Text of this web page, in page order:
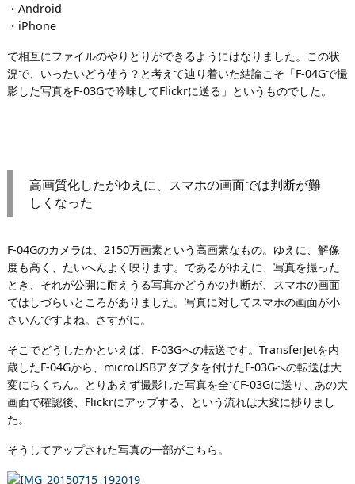
・Android
・iPhone
で相互にファイルのやりとりができるようにはなりました。この状
況で、いったいどう使う？と考えて辿り着いた結論こそ「F-04Gで撮
影した写真をF-03Gで吟味してFlickrに送る」というものでした。
高画質化したがゆえに、スマホの画面では判断が難
しくなった
F-04Gのカメラは、2150万画素という高画素なもの。ゆえに、解像
度も高く、たいへんよく映ります。であるがゆえに、写真を撮った
とき、それが公開に耐えうる写真かどうかの判断が、スマホの画面
ではしづらいところがありました。写真に対してスマホの画面が小
さいんですよね。さすがに。
そこでどうしたかといえば、F-03Gへの転送です。TransferJetを内
蔵したF-04Gから、microUSBアダプタを付けたF-03Gへの転送は大
変にらくちん。とりあえず撮影した写真を全てF-03Gに送り、あの大
画面で確認後、Flickrにアップする、という流れは大変に捗りまし
た。
そうしてアップされた写真の一部がこちら。